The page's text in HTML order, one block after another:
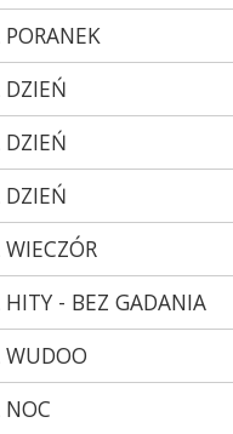
PORANEK
DZIEŃ
DZIEŃ
DZIEŃ
WIECZÓR
HITY - BEZ GADANIA
WUDOO
NOC